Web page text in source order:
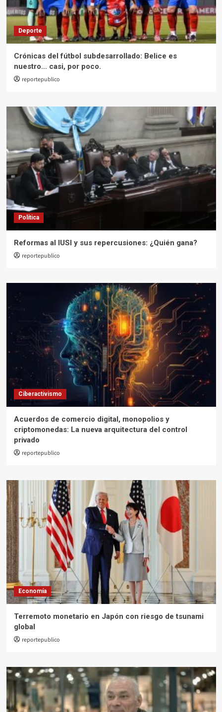
Deporte
Crónicas del fútbol subdesarrollado: Belice es
nuestro… casi, por poco.
reportepublico
Política
Reformas al IUSI y sus repercusiones: ¿Quién gana?
reportepublico
Ciberactivismo
Acuerdos de comercio digital, monopolios y
criptomonedas: La nueva arquitectura del control
privado
reportepublico
Economía
Terremoto monetario en Japón con riesgo de tsunami
global
reportepublico